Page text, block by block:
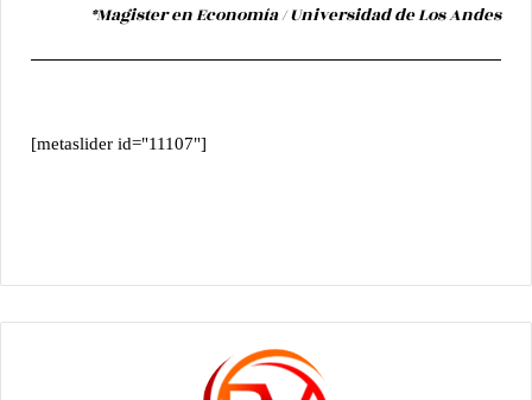
*Magister en Economía / Universidad de Los Andes
[metaslider id="11107"]